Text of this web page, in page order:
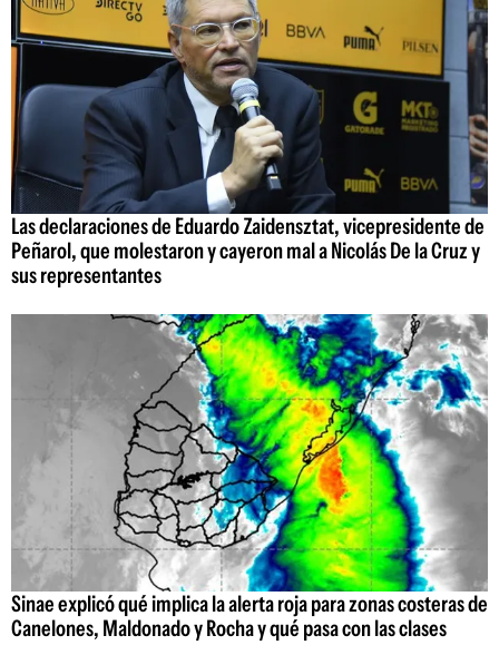
Las declaraciones de Eduardo Zaidensztat, vicepresidente de
Peñarol, que molestaron y cayeron mal a Nicolás De la Cruz y
sus representantes
Sinae explicó qué implica la alerta roja para zonas costeras de
Canelones, Maldonado y Rocha y qué pasa con las clases